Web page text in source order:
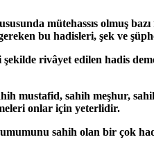
mütehassıs olmuş
bu hadisleri, şek ve
rivâyet edilen hadis
mustafid, sahih meşhur,
onlar için yeterlidir.
sahih olan bir çok